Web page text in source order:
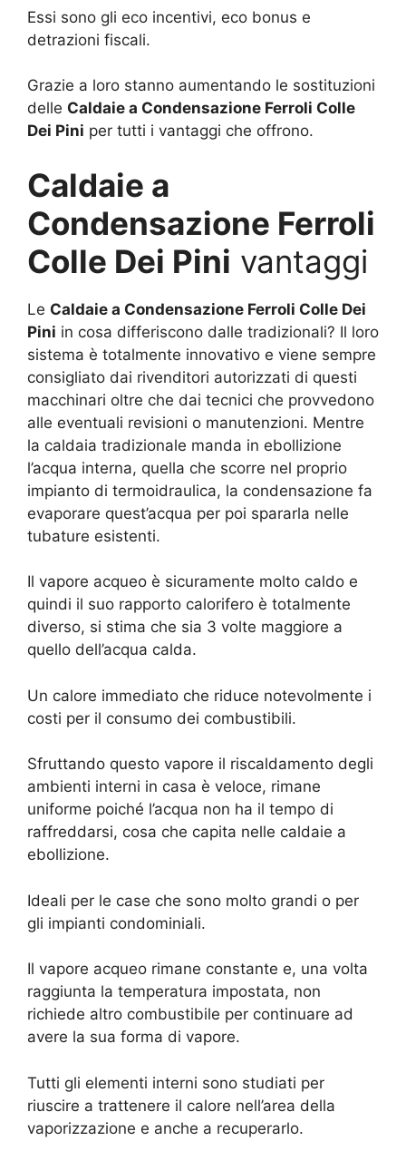
Essi sono gli eco incentivi, eco bonus e
detrazioni fiscali.
Grazie a loro stanno aumentando le sostituzioni
delle Caldaie a Condensazione Ferroli Colle
Dei Pini per tutti i vantaggi che offrono.
Caldaie a
Condensazione Ferroli
Colle Dei Pini vantaggi
Le Caldaie a Condensazione Ferroli Colle Dei
Pini in cosa differiscono dalle tradizionali? Il loro
sistema è totalmente innovativo e viene sempre
consigliato dai rivenditori autorizzati di questi
macchinari oltre che dai tecnici che provvedono
alle eventuali revisioni o manutenzioni. Mentre
la caldaia tradizionale manda in ebollizione
l’acqua interna, quella che scorre nel proprio
impianto di termoidraulica, la condensazione fa
evaporare quest’acqua per poi spararla nelle
tubature esistenti.
Il vapore acqueo è sicuramente molto caldo e
quindi il suo rapporto calorifero è totalmente
diverso, si stima che sia 3 volte maggiore a
quello dell’acqua calda.
Un calore immediato che riduce notevolmente i
costi per il consumo dei combustibili.
Sfruttando questo vapore il riscaldamento degli
ambienti interni in casa è veloce, rimane
uniforme poiché l’acqua non ha il tempo di
raffreddarsi, cosa che capita nelle caldaie a
ebollizione.
Ideali per le case che sono molto grandi o per
gli impianti condominiali.
Il vapore acqueo rimane constante e, una volta
raggiunta la temperatura impostata, non
richiede altro combustibile per continuare ad
avere la sua forma di vapore.
Tutti gli elementi interni sono studiati per
riuscire a trattenere il calore nell’area della
vaporizzazione e anche a recuperarlo.